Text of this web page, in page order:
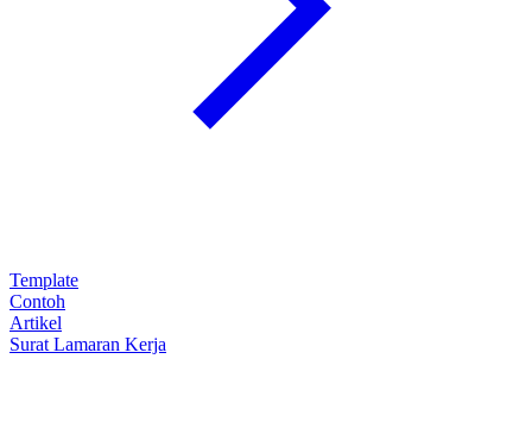
Template
Contoh
Artikel
Surat Lamaran Kerja